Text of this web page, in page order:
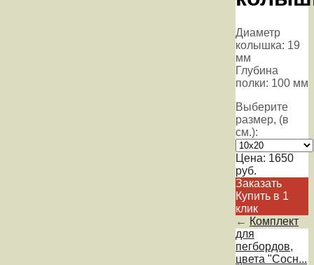
Диаметр
колышка: 19
мм
Глубина
полки: 100 мм
Выберите
размер, (в
см.):
Цена: 1650
руб.
Заказать
Купить в 1
клик
← Комплект
для
пегбордов,
цвета "Сосн...